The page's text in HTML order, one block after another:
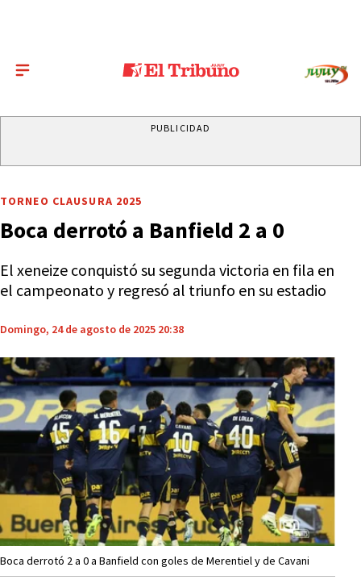
PUBLICIDAD
TORNEO CLAUSURA 2025
Boca derrotó a Banfield 2 a 0
El xeneize conquistó su segunda victoria en fila en
el campeonato y regresó al triunfo en su estadio
Domingo, 24 de agosto de 2025 20:38
Boca derrotó 2 a 0 a Banfield con goles de Merentiel y de Cavani